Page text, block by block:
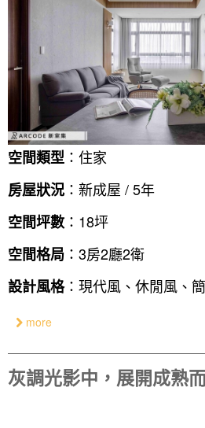
空間類型 ：住家
房屋狀況 ：新成屋 / 5年
空間坪數 ：18坪
空間格局 ：3房2廳2衛
設計風格：現代風、休閒風、
more
灰調光影中，展開成熟